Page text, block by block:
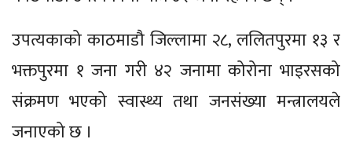
उपत्यकाको काठमाडौ जिल्लामा २८, ललितपुरमा १३ र
भक्तपुरमा १ जना गरी ४२ जनामा कोरोना भाइरसको
संक्रमण भएको स्वास्थ्य तथा जनसंख्या मन्त्रालयले
जनाएको छ ।